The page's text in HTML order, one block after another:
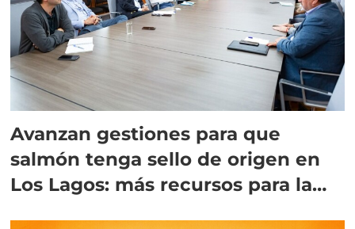
Avanzan gestiones para que
salmón tenga sello de origen en
Los Lagos: más recursos para la